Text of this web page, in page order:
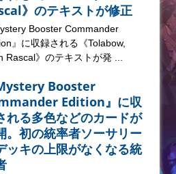
》のテキストが修正
Booster Commander
』に収録される《Tolabow,
Rascal》のテキストが発 ...
Booster
Edition』に収
れる多色などのカードが
。初の統率者ソーサリー
ッキの上限がなくなる統